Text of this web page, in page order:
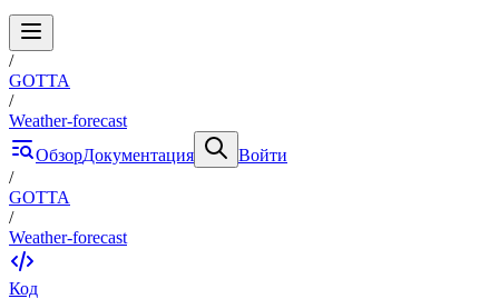
/
GOTTA
/
Weather-forecast
ОбзорДокументация
Войти
/
GOTTA
/
Weather-forecast
Код